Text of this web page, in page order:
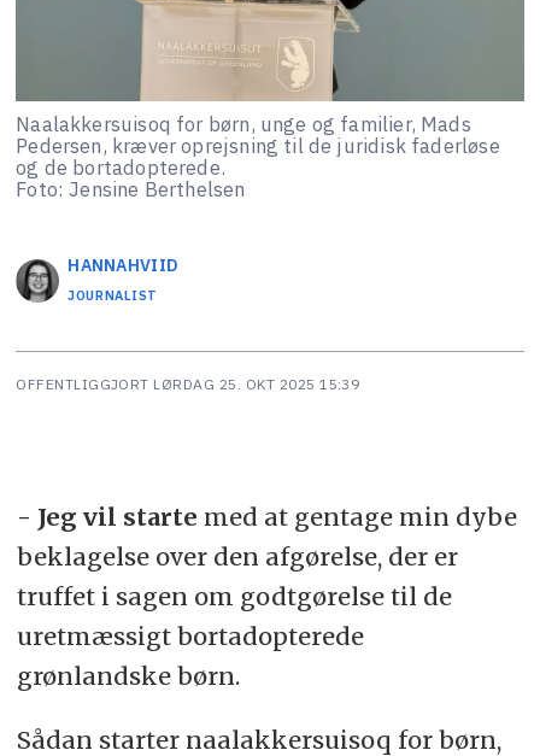
Naalakkersuisoq for børn, unge og familier, Mads
Pedersen, kræver oprejsning til de juridisk faderløse
og de bortadopterede.
Foto: Jensine Berthelsen
HANNAHVIID
JOURNALIST
OFFENTLIGGJORT LØRDAG 25. OKT 2025 15:39
- Jeg vil starte med at gentage min dybe
beklagelse over den afgørelse, der er
truffet i sagen om godtgørelse til de
uretmæssigt bortadopterede
grønlandske børn.
Sådan starter naalakkersuisoq for børn,